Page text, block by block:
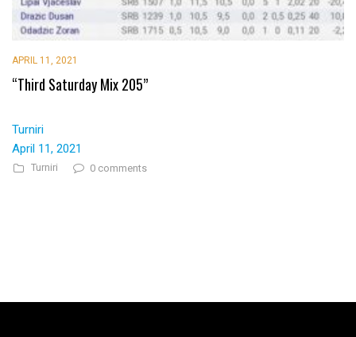
APRIL 11, 2021
“Third Saturday Mix 205”
Turniri
April 11, 2021
Turniri 0 comments